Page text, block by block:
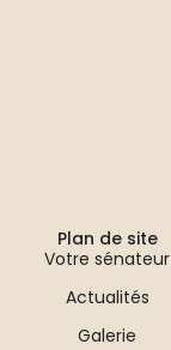
Plan de site
Votre sénateur
Actualités
Galerie